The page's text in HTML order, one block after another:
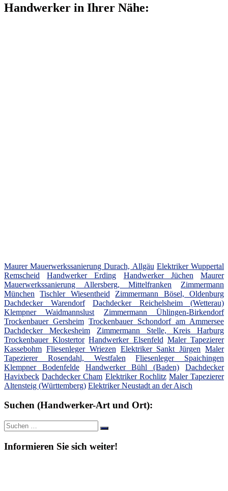
Handwerker in Ihrer Nähe:
Maurer Mauerwerkssanierung Durach, Allgäu Elektriker Wuppertal
Remscheid
Handwerker Erding Handwerker Jüchen
Maurer
Mauerwerkssanierung Allersberg, Mittelfranken
Zimmermann
München
Tischler Wiesentheid
Zimmermann Bösel, Oldenburg
Dachdecker Warendorf
Dachdecker Reichelsheim (Wetterau)
Klempner Waidmannslust
Zimmermann Ühlingen-Birkendorf
Trockenbauer Gersheim Trockenbauer Schondorf am Ammersee
Dachdecker Meckesheim
Zimmermann Stelle, Kreis Harburg
Trockenbauer Klostertor Handwerker Elsenfeld Maler Tapezierer
Kassebohm Fliesenleger Wriezen Elektriker Sankt Jürgen Maler
Tapezierer Rosendahl, Westfalen
Fliesenleger Spaichingen
Klempner Bodenfelde
Handwerker Bühl (Baden)
Dachdecker
Havixbeck Dachdecker Cham Elektriker Rochlitz Maler Tapezierer
Altensteig (Württemberg) Elektriker Neustadt an der Aisch
Suchen (Handwerker-Art und Ort):
Suche
nach:
Suchen
Informieren Sie sich weiter!